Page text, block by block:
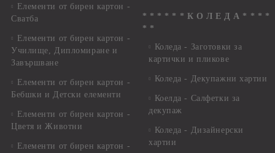
Елементи от бирен картон -
Сватба
Елементи от бирен картон -
Училище, Дипломиране и
Завършване
Елементи от бирен картон -
Бебшки и Детски елементи
Елементи от бирен картон -
Цветя и Животни
Елементи от бирен картон -
* * * * * * К О Л Е Д А * * * *
* *
Коледа - Заготовки за
картички и пликове
Коледа - Декупажни хартии
Коелда - Салфетки за
декупаж
Коледа - Дизайнерски
хартии